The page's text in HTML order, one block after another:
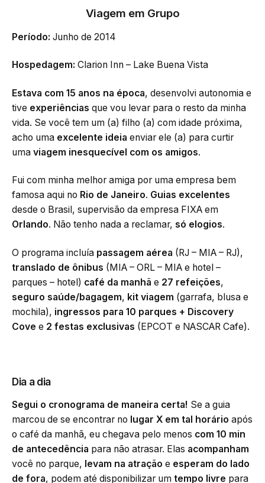
Viagem em Grupo
Período: Junho de 2014
Hospedagem: Clarion Inn – Lake Buena Vista
Estava com 15 anos na época, desenvolvi autonomia e
tive experiências que vou levar para o resto da minha
vida. Se você tem um (a) filho (a) com idade próxima,
acho uma excelente ideia enviar ele (a) para curtir
uma viagem inesquecível com os amigos.
Fui com minha melhor amiga por uma empresa bem
famosa aqui no Rio de Janeiro. Guias excelentes
desde o Brasil, supervisão da empresa FIXA em
Orlando. Não tenho nada a reclamar, só elogios.
O programa incluía passagem aérea (RJ – MIA – RJ),
translado de ônibus (MIA – ORL – MIA e hotel –
parques – hotel) café da manhã e 27 refeições,
seguro saúde/bagagem, kit viagem (garrafa, blusa e
mochila), ingressos para 10 parques + Discovery
Cove e 2 festas exclusivas (EPCOT e NASCAR Cafe).
Dia a dia
Segui o cronograma de maneira certa! Se a guia
marcou de se encontrar no lugar X em tal horário após
o café da manhã, eu chegava pelo menos com 10 min
de antecedência para não atrasar. Elas acompanham
você no parque, levam na atração e esperam do lado
de fora, podem até disponibilizar um tempo livre para